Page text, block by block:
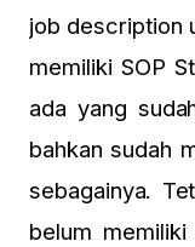
job description
memilikiSOP
ada yang
bahkan sudah
sebagainya.
belum